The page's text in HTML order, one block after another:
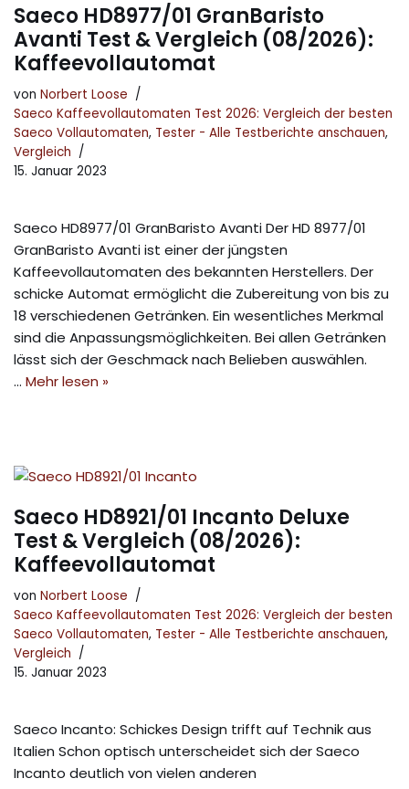
Saeco HD8977/01 GranBaristo
Avanti Test & Vergleich (08/2026):
Kaffeevollautomat
von Norbert Loose
Saeco Kaffeevollautomaten Test 2026: Vergleich der besten
Saeco Vollautomaten, Tester - Alle Testberichte anschauen,
Vergleich
15. Januar 2023
Saeco HD8977/01 GranBaristo Avanti Der HD 8977/01
GranBaristo Avanti ist einer der jüngsten
Kaffeevollautomaten des bekannten Herstellers. Der
schicke Automat ermöglicht die Zubereitung von bis zu
18 verschiedenen Getränken. Ein wesentliches Merkmal
sind die Anpassungsmöglichkeiten. Bei allen Getränken
lässt sich der Geschmack nach Belieben auswählen.
… Mehr lesen »
Saeco HD8921/01 Incanto Deluxe
Test & Vergleich (08/2026):
Kaffeevollautomat
von Norbert Loose
Saeco Kaffeevollautomaten Test 2026: Vergleich der besten
Saeco Vollautomaten, Tester - Alle Testberichte anschauen,
Vergleich
15. Januar 2023
Saeco Incanto: Schickes Design trifft auf Technik aus
Italien Schon optisch unterscheidet sich der Saeco
Incanto deutlich von vielen anderen